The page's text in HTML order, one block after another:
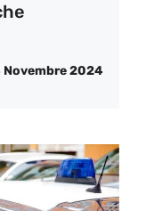
Novembre 2024